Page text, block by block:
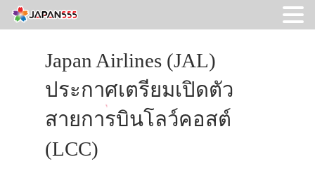
Japan Airlines (JAL)
ประกาศเตรียมเปิดตัว
สายการบินโลว์คอสต์
(LCC)